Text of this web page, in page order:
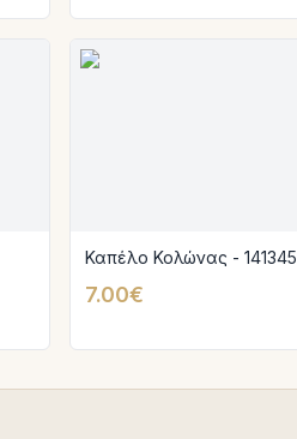
Καπέλο Κολώνας - 141345
7.00€